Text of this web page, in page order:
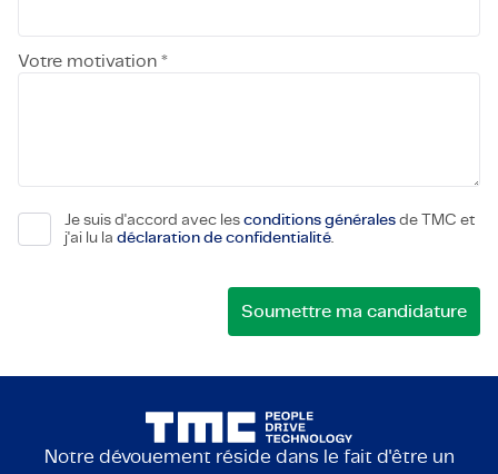
Votre motivation *
Je suis d'accord avec les conditions générales de TMC et
j'ai lu la déclaration de confidentialité.
Notre dévouement réside dans le fait d'être un